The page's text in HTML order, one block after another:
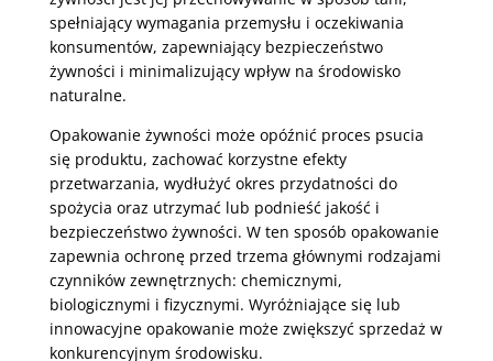
spełniający wymagania przemysłu i oczekiwania
konsumentów, zapewniający bezpieczeństwo
żywności i minimalizujący wpływ na środowisko
naturalne.
Opakowanie żywności może opóźnić proces psucia
się produktu, zachować korzystne efekty
przetwarzania, wydłużyć okres przydatności do
spożycia oraz utrzymać lub podnieść jakość i
bezpieczeństwo żywności. W ten sposób opakowanie
zapewnia ochronę przed trzema głównymi rodzajami
czynników zewnętrznych: chemicznymi,
biologicznymi i fizycznymi. Wyróżniające się lub
innowacyjne opakowanie może zwiększyć sprzedaż w
konkurencyjnym środowisku.